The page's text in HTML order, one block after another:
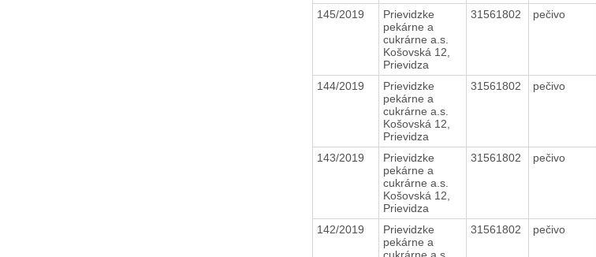
145/2019
Prievidzke
pekárne a
cukrárne a.s.
Košovská 12,
Prievidza
31561802 pečivo
144/2019
Prievidzke
pekárne a
cukrárne a.s.
Košovská 12,
Prievidza
31561802 pečivo
143/2019
Prievidzke
pekárne a
cukrárne a.s.
Košovská 12,
Prievidza
31561802 pečivo
142/2019
Prievidzke
pekárne a
31561802 pečivo